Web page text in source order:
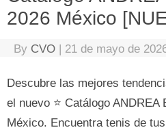
2026 México
By CVO | 21 de mayo de
Descubre las mejores
el nuevo ⭐ Catálogo ANDREA
México. Encuentra tenis de